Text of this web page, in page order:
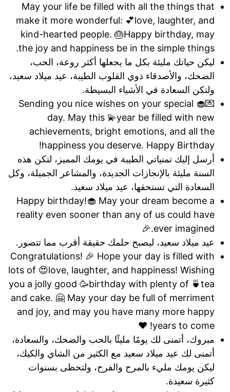
May your life be filled with all the things that
make it more wonderful: 💕love, laughter, and
kind-hearted people. 🎂Happy birthday, may
the joy and happiness be in the simple things.
ليكن حياتك مليئة بكل ما يجعلها أكثر روعة، الحب،
الضحك، والأصدقاء ذوي القلوب الطيبة، عيد ميلاد سعيد،
ولتكن السعادة في الأشياء البسيطة.
💌Sending you nice wishes on your special 🧁
day. May this 💫year be filled with new
achievements, bright emotions, and all the
happiness you deserve. Happy Birthday!
أرسل إليك تمنياتي الطيبة في يومك المميز، لتكن هذه
السنة مليئة بالإنجازات الجديدة، والمشاعر الجميلة، وكل
السعادة التي تستحقها، عيد ميلاد سعيد.
Happy birthday!🧁 May your dream become a
reality even sooner than any of us could have
ever imagined.🎉
عيد ميلاد سعيد، ليصبح حلمك حقيقة أقرب مما تتصور.
Congratulations! 🎉 Hope your day is filled with
lots of 😍love, laughter, and happiness! Wishing
you a jolly good 🥳birthday with plenty of 🍵tea
and cake. 🤗 May your day be full of merriment
and joy, and may you have many more happy
years to come! ❤️
مبروك، أتمنى لك يومًا مليئًا بالحب والضحك، والسعادة،
أتمنى لك عيد ميلاد سعيد مع الكثير من الشاي والكيك،
ليكن يومك مليء بالمرح والفرح، ولتحظى بسنوات
كثيرة سعيدة.